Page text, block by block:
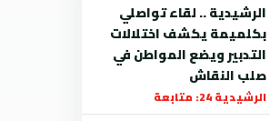
الرشيدية .. لقاء تواصلي
بكلميمة يكشف اختلالات
التدبير ويضع المواطن في
صلب النقاش
الرشيدية 24: متابعة